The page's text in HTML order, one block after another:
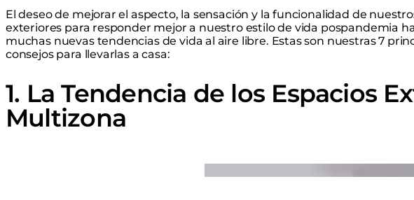
El deseo de mejorar el aspecto, la sensación y la funcionalidad de
exteriores para responder mejor a nuestro estilo de vida pospandemia
muchas nuevas tendencias de vida al aire libre. Estas son nuestras 7
consejos para llevarlas a casa:
1. La Tendencia de los Espacios
Multizona